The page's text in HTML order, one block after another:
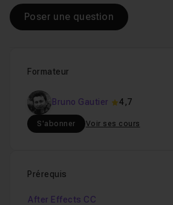
Formateur
Bruno Gautier 4,7
S'abonner Voir ses cours
Prérequis
After Effects CC
Poser une question